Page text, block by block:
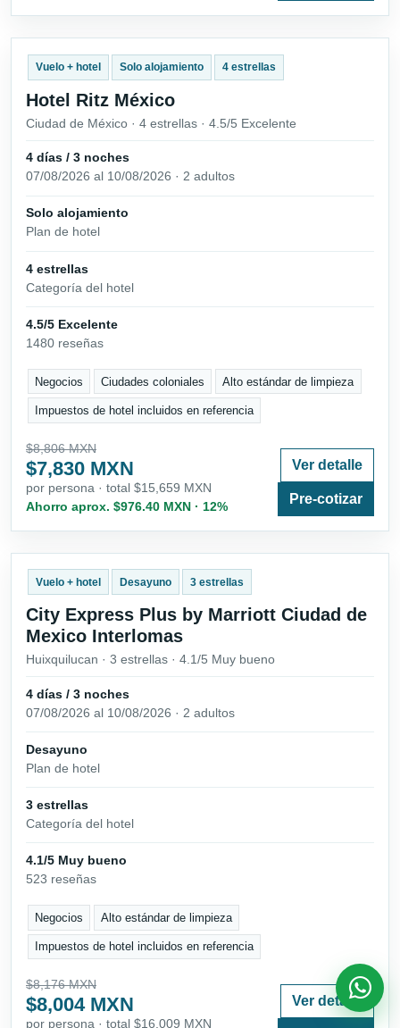
Vuelo + hotel Solo alojamiento 4 estrellas
Hotel Ritz México
Ciudad de México · 4 estrellas · 4.5/5 Excelente
4 días / 3 noches
07/08/2026 al 10/08/2026 · 2 adultos
Solo alojamiento
Plan de hotel
4 estrellas
Categoría del hotel
4.5/5 Excelente
1480 reseñas
Negocios Ciudades coloniales Alto estándar de limpieza
Impuestos de hotel incluidos en referencia
$8,806 MXN
$7,830 MXN
por persona · total $15,659 MXN
Ahorro aprox. $976.40 MXN · 12%
Ver detalle
Pre-cotizar
Vuelo + hotel Desayuno 3 estrellas
City Express Plus by Marriott Ciudad de
Mexico Interlomas
Huixquilucan · 3 estrellas · 4.1/5 Muy bueno
4 días / 3 noches
07/08/2026 al 10/08/2026 · 2 adultos
Desayuno
Plan de hotel
3 estrellas
Categoría del hotel
4.1/5 Muy bueno
523 reseñas
Negocios Alto estándar de limpieza
Impuestos de hotel incluidos en referencia
$8,176 MXN
$8,004 MXN
por persona · total $16,009 MXN
Ver detalle